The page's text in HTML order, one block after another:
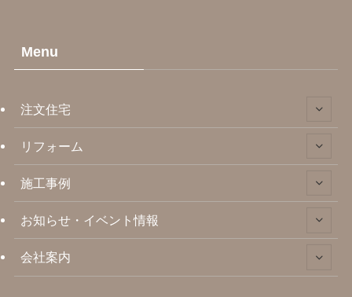
Menu
注文住宅
リフォーム
施工事例
お知らせ・イベント情報
会社案内